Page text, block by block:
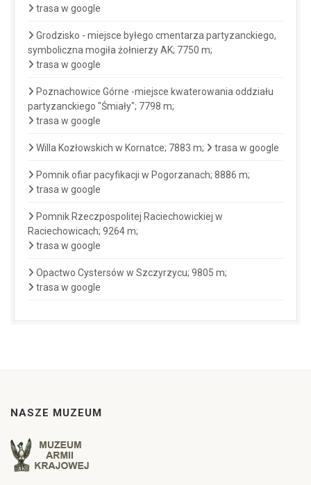
trasa w google
Grodzisko - miejsce byłego cmentarza partyzanckiego,
symboliczna mogiła żołnierzy AK; 7750 m;
trasa w google
Poznachowice Górne -miejsce kwaterowania oddziału
partyzanckiego "Śmiały"; 7798 m;
trasa w google
Willa Kozłowskich w Kornatce; 7883 m; trasa w google
Pomnik ofiar pacyfikacji w Pogorzanach; 8886 m;
trasa w google
Pomnik Rzeczpospolitej Raciechowickiej w
Raciechowicach; 9264 m;
trasa w google
Opactwo Cystersów w Szczyrzycu; 9805 m;
trasa w google
NASZE MUZEUM